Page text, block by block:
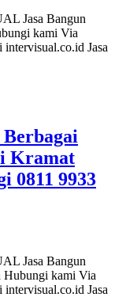
Jasa Bangun
kami Via
Jasa
Berbagai
Kramat
0811 9933
Jasa Bangun
Hubungi kami Via
Jasa